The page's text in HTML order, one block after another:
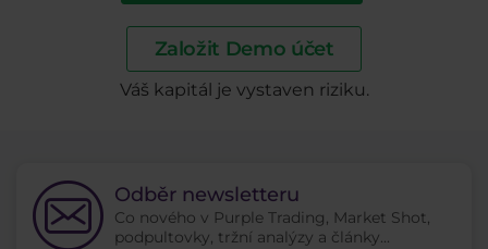
Založit Demo účet
Váš kapitál je vystaven riziku.
Odběr newsletteru
Co nového v Purple Trading, Market Shot,
podpultovky, tržní analýzy a články...